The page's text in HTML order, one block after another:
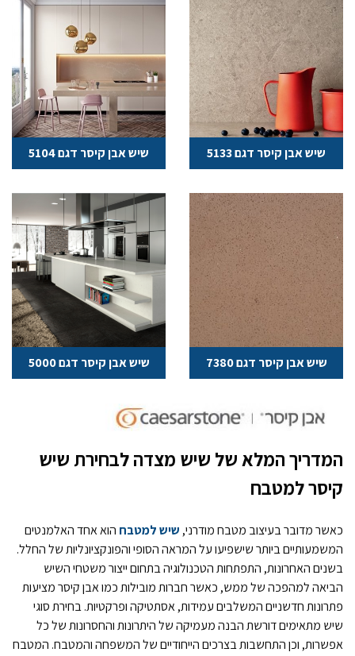
שיש אבן קיסר דגם 5133 שיש אבן קיסר דגם 5104
שיש אבן קיסר דגם 7380 שיש אבן קיסר דגם 5000
המדריך המלא של שיש מצדה לבחירת שיש
קיסר למטבח
כאשר מדובר בעיצוב מטבח מודרני, שיש למטבח הוא אחד האלמנטים
המשמעותיים ביותר שישפיעו על המראה הסופי והפונקציונליות של החלל.
בשנים האחרונות, התפתחות הטכנולוגיה בתחום ייצור משטחי השיש
הביאה למהפכה של ממש, כאשר חברות מובילות כמו אבן קיסר מציעות
פתרונות חדשניים המשלבים עמידות, אסתטיקה ופרקטיות. בחירת סוגי
שיש מתאימים דורשת הבנה מעמיקה של היתרונות והחסרונות של כל
אפשרות, וכן התחשבות בצרכים הייחודיים של המשפחה והמטבח. המטבח